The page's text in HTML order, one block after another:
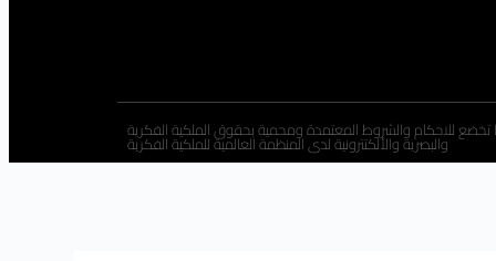
تخضع للاحكام والشروط المعتمدة ومحمية بحقوق الملكية الفكرية
والبصرية والألكتترونية لدى المنظمة العالمية للملكية الفكرية